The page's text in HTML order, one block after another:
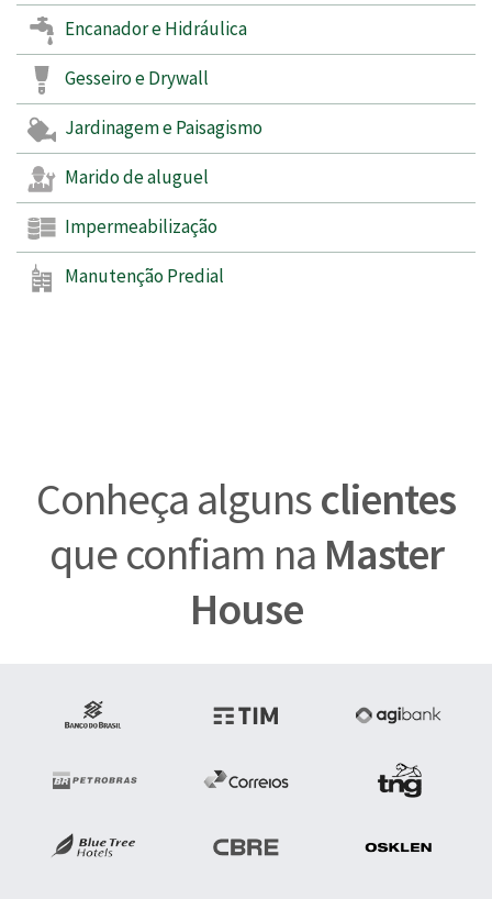
Encanador e Hidráulica
Gesseiro e Drywall
Jardinagem e Paisagismo
Marido de aluguel
Impermeabilização
Manutenção Predial
Conheça algunsclientes
que confiam na Master
House